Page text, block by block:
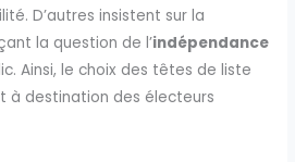
D’autres insistent sur la
la question de l’indépendance
Ainsi, le choix des têtes de liste
à destination des électeurs